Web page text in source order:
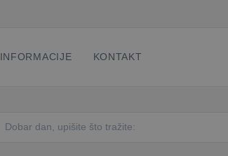
INFORMACIJE KONTAKT